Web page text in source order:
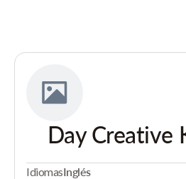
Day Creative
IdiomasInglés